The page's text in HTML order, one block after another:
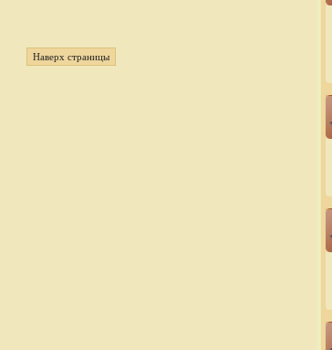
Наверх страницы